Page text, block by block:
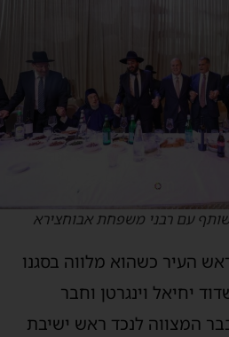
עם רבני משפחת אבוחצירא
כשהוא מלווה בסגנו
יחיאל וינגרטן וחבר
לנכד ראש ישיבת